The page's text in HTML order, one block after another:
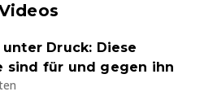
unter Druck: Diese
sind für und gegen ihn